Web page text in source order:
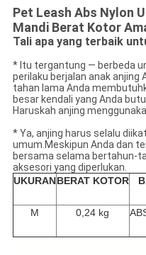
Pet Leash Abs Nylon
Mandi Berat Kotor
Tali apa yang terbaik
* Itu tergantung — berbeda
perilaku berjalan anak anjing
tahan lama Anda
besar kendali yang Anda
Haruskah anjing
* Ya, anjing harus selalu
umum.Meskipun Anda dan
bersama selama bertahun-
aksesori yang diperlukan.
UKURANBERAT KOTOR
M 0,24 kg